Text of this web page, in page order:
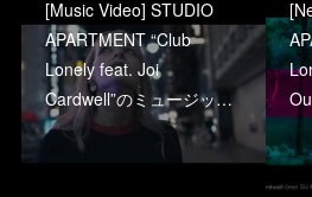
[Music Video] STUDIO
APARTMENT “Club
Lonely feat. Joi
Cardwell”のミュージッ…